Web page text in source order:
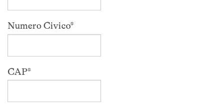
Numero Civico*
CAP*